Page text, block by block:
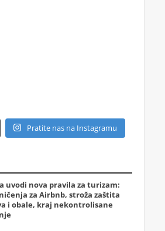
Pratite nas na Instagramu
uvodi nova pravila za turizam:
za Airbnb, stroža zaštita
i obale, kraj nekontrolisane